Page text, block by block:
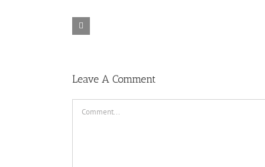
Leave A Comment